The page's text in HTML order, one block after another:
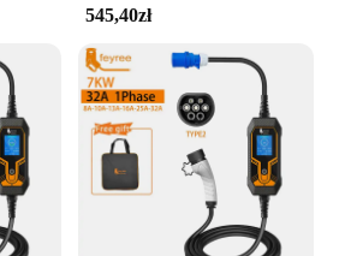
545,40zł